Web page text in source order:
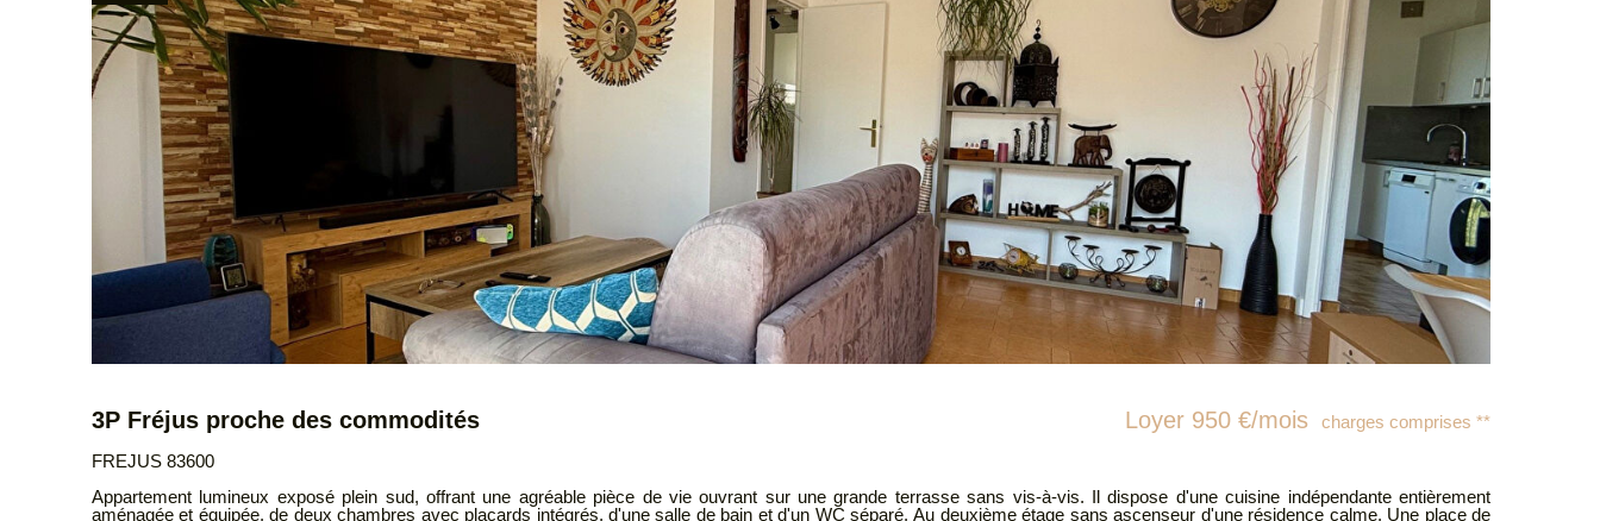
3P Fréjus proche des commodités Loyer 950 €/mois
charges comprises **
FREJUS 83600
Appartement lumineux exposé plein sud, offrant une agréable pièce de vie ouvrant sur une grande terrasse sans vis-à-vis. Il dispose d'une cuisine indépendante entièrement
aménagée et équipée, de deux chambres avec placards intégrés, d'une salle de bain et d'un WC séparé. Au deuxième étage sans ascenseur d'une résidence calme. Une place de